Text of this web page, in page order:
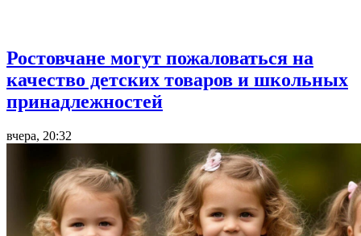
Ростовчане могут пожаловаться на
качество детских товаров и школьных
принадлежностей
вчера, 20:32